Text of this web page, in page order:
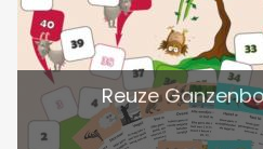
Reuze